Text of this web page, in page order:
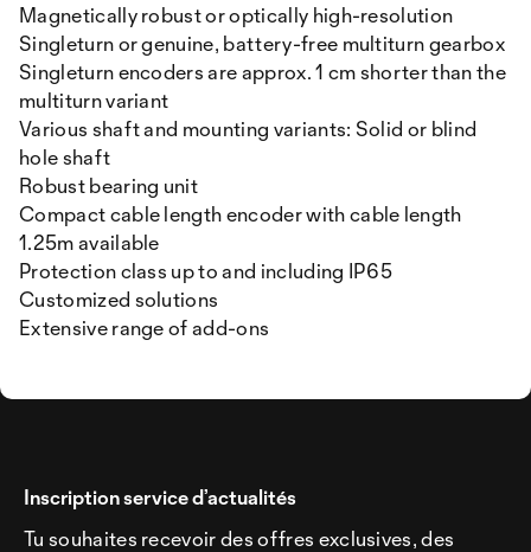
Magnetically robust or optically high-resolution
Singleturn or genuine, battery-free multiturn gearbox
Singleturn encoders are approx. 1 cm shorter than the
multiturn variant
Various shaft and mounting variants: Solid or blind
hole shaft
Robust bearing unit
Compact cable length encoder with cable length
1.25m available
Protection class up to and including IP65
Customized solutions
Extensive range of add-ons
Inscription service d’actualités
Tu souhaites recevoir des offres exclusives, des